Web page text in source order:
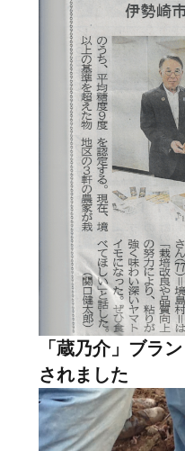
「蔵乃介」ブラ
されました